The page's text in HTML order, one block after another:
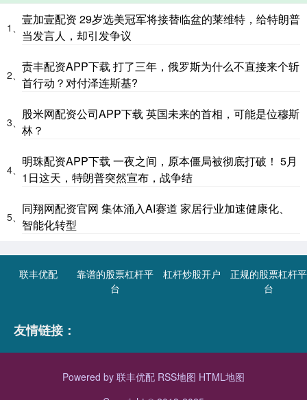
1、
壹加壹配资 29岁选美冠军将接替临盆的莱维特，给特朗普
当发言人，却引发争议
2、
责丰配资APP下载 打了三年，俄罗斯为什么不直接来个斩
首行动？对付泽连斯基?
3、
股米网配资公司APP下载 英国未来的首相，可能是位穆斯
林？
4、
明珠配资APP下载 一夜之间，原本僵局被彻底打破！ 5月
1日这天，特朗普突然宣布，战争结
5、
同翔网配资官网 集体涌入AI赛道 家居行业加速健康化、
智能化转型
联丰优配
靠谱的股票杠杆平
台
杠杆炒股开户
正规的股票杠杆平
台
友情链接：
Powered by 联丰优配 RSS地图 HTML地图